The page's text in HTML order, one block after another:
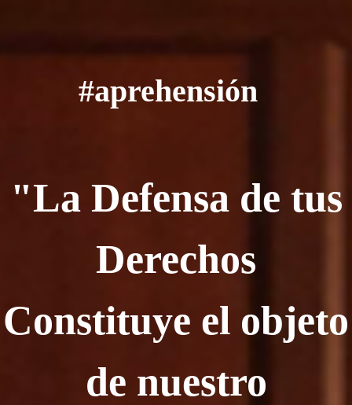
#aprehensión
"La Defensa de tus
Derechos
Constituye el objeto
de nuestro